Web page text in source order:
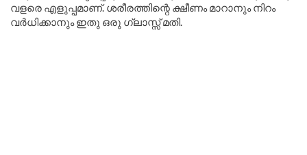
വളരെ എളുപ്പമാണ്. ശരീരത്തിന്റെ ക്ഷീണം മാറാനും നിറം
വർധിക്കാനും ഇതു ഒരു ഗ്ലാസ്സ് മതി.